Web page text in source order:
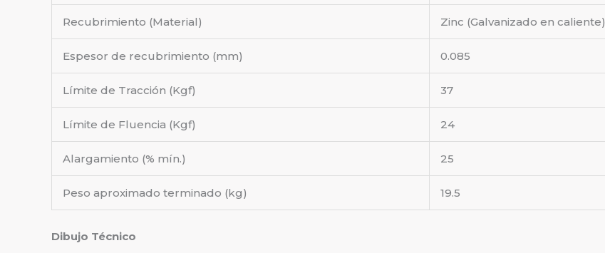
Recubrimiento (Material) Zinc (Galvanizado en caliente)
Espesor de recubrimiento (mm) 0.085
Límite de Tracción (Kgf) 37
Límite de Fluencia (Kgf) 24
Alargamiento (% mín.) 25
Peso aproximado terminado (kg) 19.5
Dibujo Técnico